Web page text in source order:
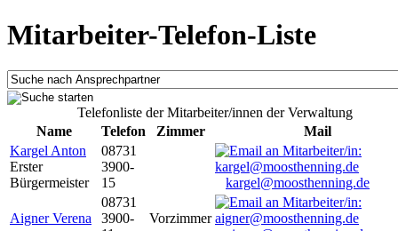
Mitarbeiter-Telefon-Liste
Telefonliste der Mitarbeiter/innen der Verwaltung
Name
Telefon Zimmer
Mail
Kargel Anton
Erster
Bürgermeister
08731
3900-
15
kargel@moosthenning.de
Aigner Verena
08731
3900-
Vorzimmer